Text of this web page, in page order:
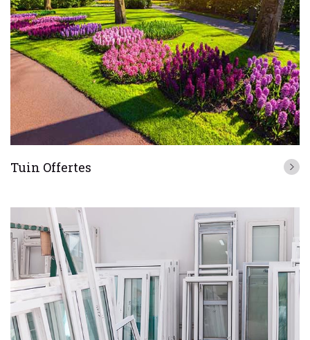
Tuin Offertes